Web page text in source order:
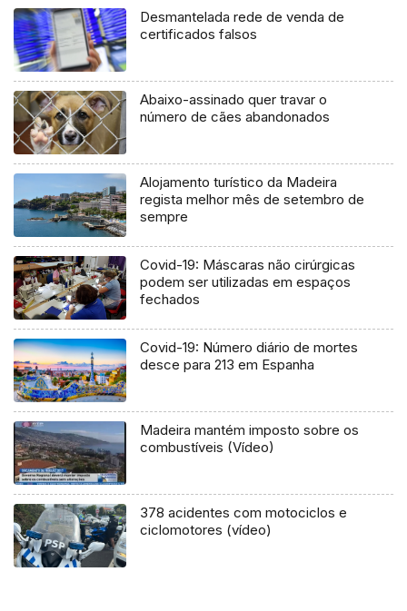
Desmantelada rede de venda de
certificados falsos
Abaixo-assinado quer travar o
número de cães abandonados
Alojamento turístico da Madeira
regista melhor mês de setembro de
sempre
Covid-19: Máscaras não cirúrgicas
podem ser utilizadas em espaços
fechados
Covid-19: Número diário de mortes
desce para 213 em Espanha
Madeira mantém imposto sobre os
combustíveis (Vídeo)
378 acidentes com motociclos e
ciclomotores (vídeo)